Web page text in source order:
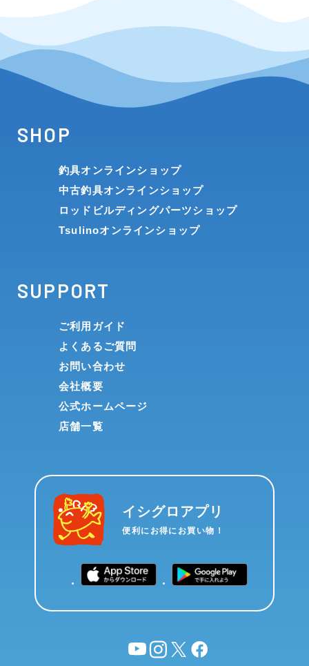
SHOP
釣具オンラインショップ
中古釣具オンラインショップ
ロッドビルディングパーツショップ
Tsulinoオンラインショップ
SUPPORT
ご利用ガイド
よくあるご質問
お問い合わせ
会社概要
公式ホームページ
店舗一覧
イシグロアプリ
便利にお得にお買い物！
YouTubeinstagram
X facebook